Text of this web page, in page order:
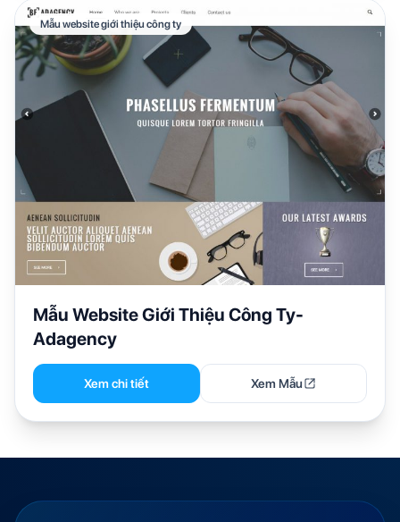
Mẫu website giới thiệu công ty
Mẫu Website Giới Thiệu Công Ty-
Adagency
Xem chi tiết Xem Mẫu